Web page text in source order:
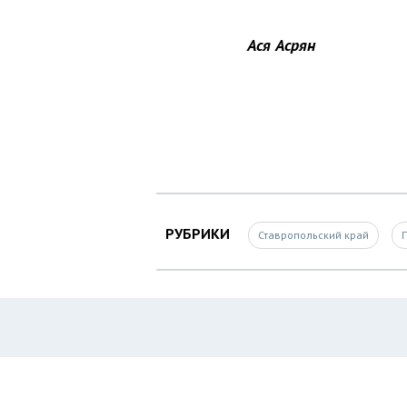
Ася Асрян
РУБРИКИ Ставропольский край